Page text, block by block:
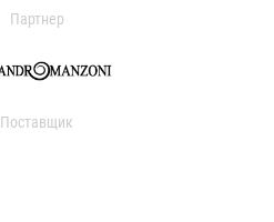
Партнер
Поставщик